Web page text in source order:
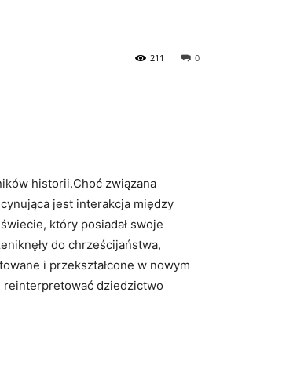
0
211
historii.Choć związana
‌jest interakcja⁤ między
który posiadał swoje
do chrześcijaństwa,
i przekształcone w nowym
reinterpretować dziedzictwo